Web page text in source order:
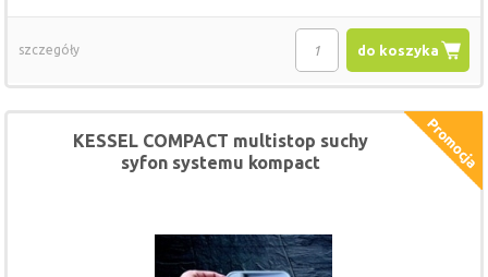
do koszyka
szczegóły
KESSEL COMPACT multistop suchy
syfon systemu kompact